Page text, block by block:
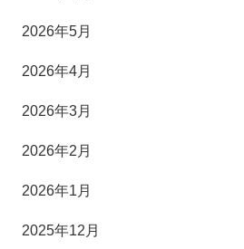
2026年5月
2026年4月
2026年3月
2026年2月
2026年1月
2025年12月